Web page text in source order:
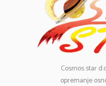
Cosmosstar
opremanje